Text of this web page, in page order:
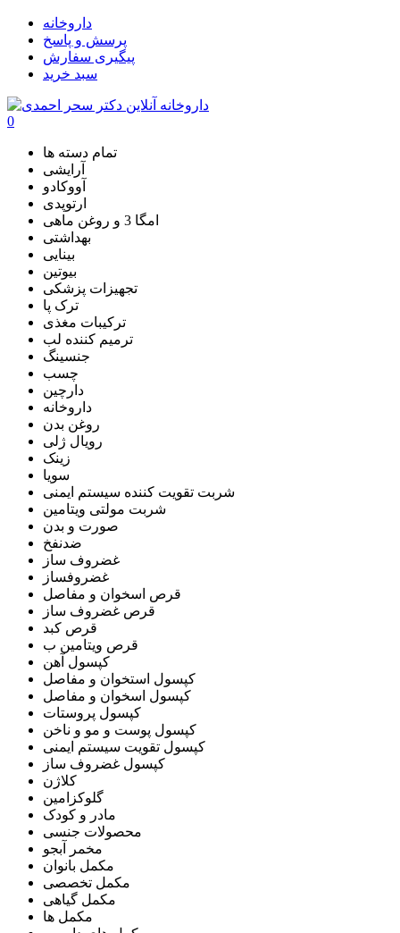
داروخانه
پرسش و پاسخ
پیگیری سفارش
سبد خرید
0
تمام دسته ها
آرایشی
آووکادو
ارتوپدی
امگا 3 و روغن ماهی
بهداشتی
بینایی
بیوتین
تجهیزات پزشکی
ترک پا
ترکیبات مغذی
ترمیم کننده لب
جنسینگ
چسب
دارچین
داروخانه
روغن بدن
رویال ژلی
زینک
سویا
شربت تقویت کننده سیستم ایمنی
شربت مولتی ویتامین
صورت و بدن
ضدنفخ
غضروف ساز
غضروفساز
قرص اسخوان و مفاصل
قرص غضروف ساز
قرص کبد
قرص ویتامین ب
کپسول آهن
کپسول استخوان و مفاصل
کپسول اسخوان و مفاصل
کپسول پروستات
کپسول پوست و مو و ناخن
کپسول تقویت سیستم ایمنی
کپسول غضروف ساز
کلاژن
گلوکزامین
مادر و کودک
محصولات جنسی
مخمر آبجو
مکمل بانوان
مکمل تخصصی
مکمل گیاهی
مکمل ها